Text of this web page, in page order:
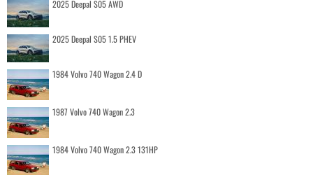
2025 Deepal S05 AWD
2025 Deepal S05 1.5 PHEV
1984 Volvo 740 Wagon 2.4 D
1987 Volvo 740 Wagon 2.3
1984 Volvo 740 Wagon 2.3 131HP